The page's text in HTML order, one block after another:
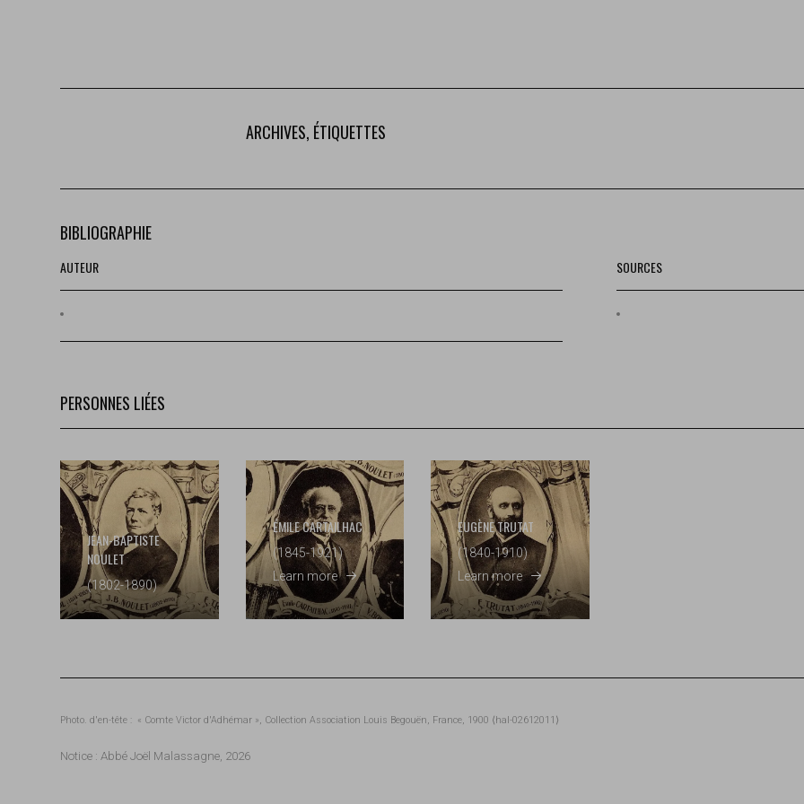
ARCHIVES, ÉTIQUETTES
BIBLIOGRAPHIE
AUTEUR SOURCES
PERSONNES LIÉES
JEAN-BAPTISTE
NOULET
(1802-1890)
ÉMILE CARTAILHAC
(1845-1921)
Learn more
EUGÈNE TRUTAT
(1840-1910)
Learn more
Photo. d'en-tête : « Comte Victor d'Adhémar », Collection Association Louis Begouën, France, 1900 ⟨hal-02612011⟩
Notice : Abbé Joël Malassagne, 2026